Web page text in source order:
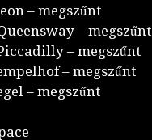
– megszűnt
– megszűnt
– megszűnt
– megszűnt
– megszűnt